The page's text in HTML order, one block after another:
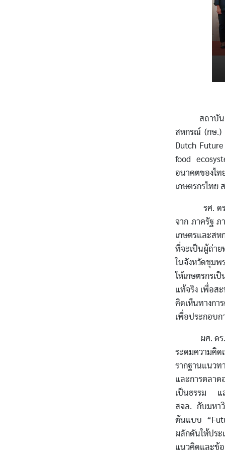
สถาบันเทค
สหกรณ์ (กษ.)
Dutch
food
อนาคตของไ
เกษตรกรไทย
รศ. ดร.คมสั
จาก ภาครัฐ ภ
เกษตรและสห
ที่จะเป็นผู้ถ่าย
ในจังหวัดชุมพ
ให้เกษตรกร
แท้จริง เพื่อส
คิดเห็นทางกา
เพื่อประกอบก
ผศ. ดร.รัชนี
ระดมความคิด
รากฐานแนวท
และการตลา
เป็นธรรม แล
สจล. กับมหา
ต้นแบบ
ผลักดันให้ปร
แนวคิดและข้